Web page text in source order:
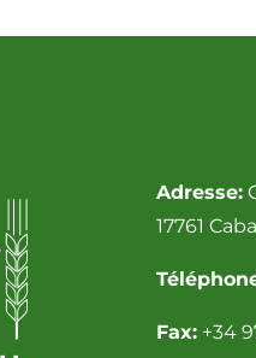
Adresse:
17761
Fax:+34